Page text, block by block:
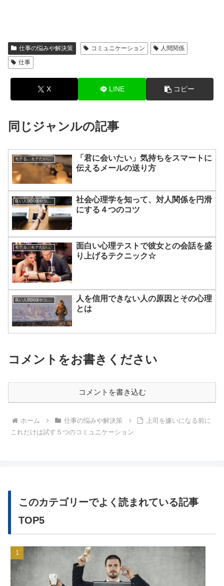
仕事の悩みや解決策 コミュニケーション
人間関係
仕事
X LINE コピー
同じジャンルの記事
モテる、モテたい、今すぐ役立つ恋愛心理学
「君に会いたい」気持ちをスマートに
伝えるメールの送り方
良い人間関係やコミュニケーションのつくりかた
社会心理学を知って、対人関係を円滑
にする４つのコツ
モテる、モテたい、今すぐ役立つ恋愛心理学
面白い心理テストで彼女との会話を盛
り上げるテクニック☆
良い人間関係やコミュニケーションのつくりかた
人を信用できない人の原因とその心理
とは
コメントをお書きください
コメントを書き込む
ホーム 仕事の悩みや解決策
上司を嫌いになる前に
これだけは試す５つのコミュニケーション
このカテゴリーでよく読まれている記事
TOP5